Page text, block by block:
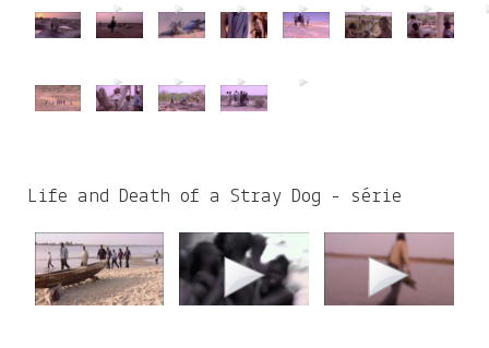
Life and Death of a Stray Dog - série